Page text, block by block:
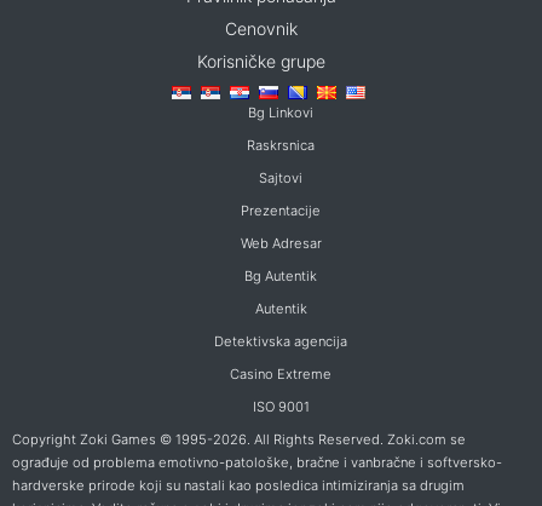
Cenovnik
Korisničke grupe
Bg Linkovi
Raskrsnica
Sajtovi
Prezentacije
Web Adresar
Bg Autentik
Autentik
Detektivska agencija
Casino Extreme
ISO 9001
Copyright Zoki Games © 1995-2026. All Rights Reserved. Zoki.com se
ograđuje od problema emotivno-patološke, bračne i vanbračne i softversko-
hardverske prirode koji su nastali kao posledica intimiziranja sa drugim